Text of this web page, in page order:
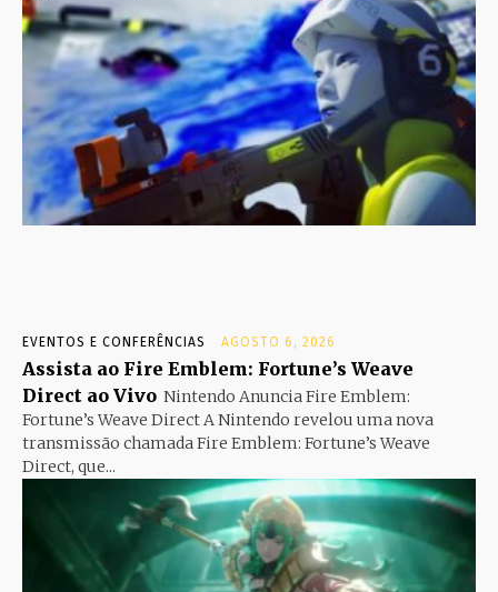
EVENTOS E CONFERÊNCIAS AGOSTO 6, 2026
Assista ao Fire Emblem: Fortune’s Weave
Direct ao Vivo Nintendo Anuncia Fire Emblem:
Fortune’s Weave Direct A Nintendo revelou uma nova
transmissão chamada Fire Emblem: Fortune’s Weave
Direct, que...